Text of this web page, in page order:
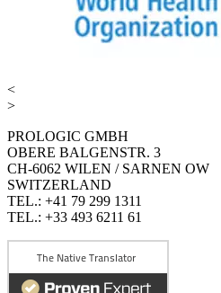
<
>
PROLOGIC GMBH
OBERE BALGENSTR. 3
CH-6062 WILEN / SARNEN OW
SWITZERLAND
TEL.: +41 79 299 1311
TEL.: +33 493 6211 61